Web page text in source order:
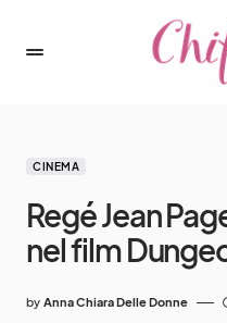
CINEMA
Regé Jean
nel film
by Anna Chiara Delle Donne